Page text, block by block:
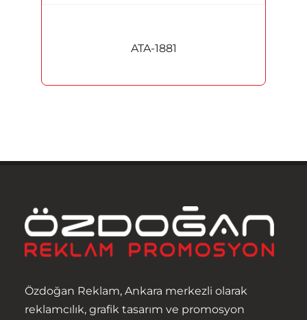
Kupa
Madalyon
Rozet
Promosyon
ATA-1881
Özdoğan Reklam, Ankara merkezli olarak
reklamcılık, grafik tasarım ve promosyon